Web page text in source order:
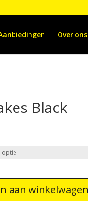
Over ons
Black
aan winkelwagen